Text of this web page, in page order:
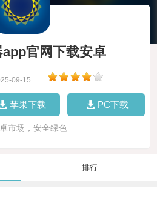
官网下载安卓
09-15
苹果下载 PC下载
市场，安全绿色
排行